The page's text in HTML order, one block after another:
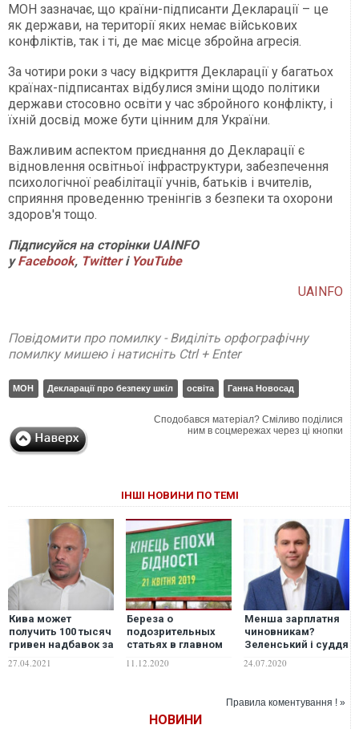
МОН зазначає, що країни-підписанти Декларації – це
як держави, на території яких немає військових
конфліктів, так і ті, де має місце збройна агресія.
За чотири роки з часу відкриття Декларації у багатьох
країнах-підписантах відбулися зміни щодо політики
держави стосовно освіти у час збройного конфлікту, і
їхній досвід може бути цінним для України.
Важливим аспектом приєднання до Декларації є
відновлення освітньої інфраструктури, забезпечення
психологічної реабілітації учнів, батьків і вчителів,
сприяння проведенню тренінгів з безпеки та охорони
здоров'я тощо.
Підписуйся на сторінки UAINFO
уFacebook, Twitter і YouTube
UAINFO
Повідомити про помилку - Виділіть орфографічну
помилку мишею і натисніть Ctrl + Enter
МОН Декларації про безпеку шкіл освіта Ганна Новосад
Сподобався матеріал? Сміливо поділися
ним в соцмережах через ці кнопки
ІНШІ НОВИНИ ПО ТЕМІ
Кива может
получить 100 тысяч
гривен надбавок за
ученую степень
27.04.2021
Береза о
подозрительных
статьях в главном
финансовом
документе: Кто-то
бюджета?
11.12.2020
Менша зарплатня
чиновникам?
Зеленський і суддя
Вовк – за. Адже їх
це не стосується
24.07.2020
Правила коментування ! »
НОВИНИ